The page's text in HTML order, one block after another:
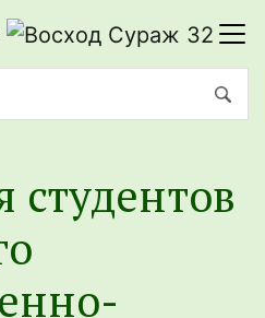
студентов